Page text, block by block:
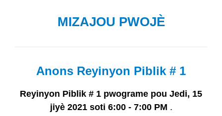
MIZAJOU PWOJÈ
Anons Reyinyon Piblik # 1
Reyinyon Piblik # 1 pwograme pou Jedi, 15
jiyè 2021 soti 6:00 - 7:00 PM .